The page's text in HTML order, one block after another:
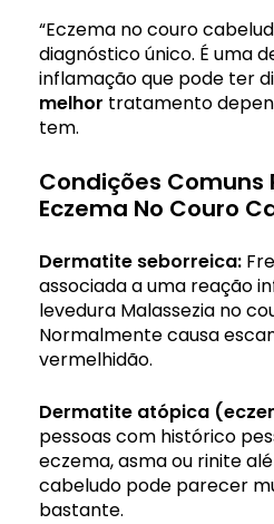
“Eczema no couro
diagnóstico único. É uma
inflamação que pode ter
melhor tratamento
tem.
Condições Comuns
Eczema No Couro
Dermatite seborreica:
associada a uma reação
levedura Malassezia no
Normalmente causa
vermelhidão.
Dermatite atópica
pessoas com histórico
eczema, asma ou rinite
cabeludo pode parecer
bastante.